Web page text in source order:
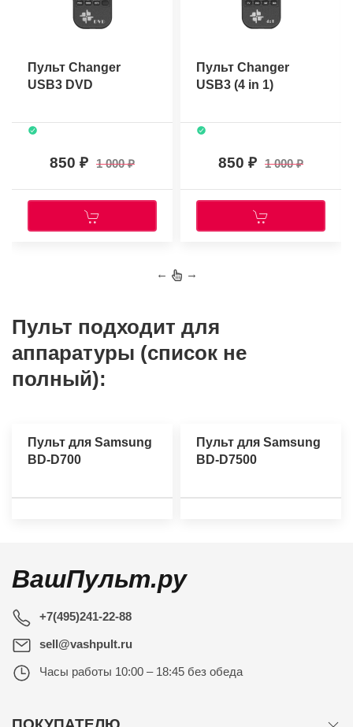
Пульт Changer
USB3 DVD
850 1 000
Пульт Changer
USB3 (4 in 1)
850 1 000
← →
Пульт подходит для
аппаратуры (список не
полный):
Пульт для Samsung
BD-D700
Пульт для Samsung
BD-D7500
ВашПульт.ру
+7(495)241-22-88
sell@vashpult.ru
Часы работы 10:00 – 18:45 без обеда